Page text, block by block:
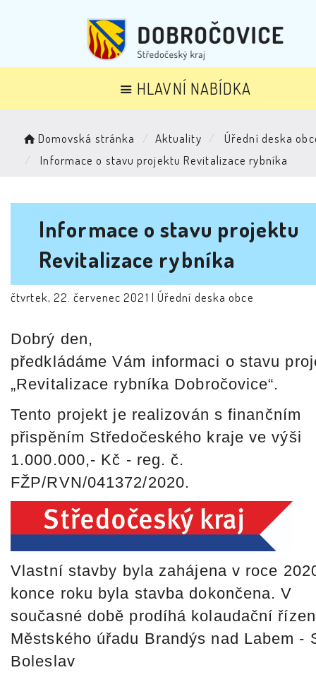
HLAVNÍ NABÍDKA
Domovská stránka Aktuality
Úřední deska
Informace o stavu projektu Revitalizace rybníka
Informace o stavu projektu
Revitalizace rybníka
čtvrtek, 22. červenec 2021 | Úřední deska obce
Dobrý den,
předkládáme Vám informaci o stavu
„Revitalizace rybníka Dobročovice“.
Tento projekt je realizován s finančním
přispěním Středočeského kraje ve výši
1.000.000,- Kč - reg. č.
FŽP/RVN/041372/2020.
Vlastní stavby byla zahájena v roce
konce roku byla stavba dokončena. V
současné době prodíhá kolaudační
Městského úřadu Brandýs nad Labem -
Boleslav